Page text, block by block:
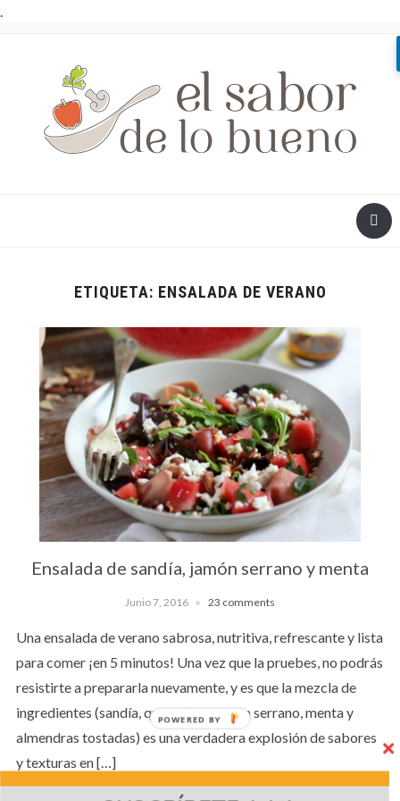
.
ETIQUETA: ENSALADA DE VERANO
Ensalada de sandía, jamón serrano y menta
Junio 7, 2016 23 comments
Una ensalada de verano sabrosa, nutritiva, refrescante y lista
para comer ¡en 5 minutos! Una vez que la pruebes, no podrás
resistirte a prepararla nuevamente, y es que la mezcla de
ingredientes (sandía, queso feta, jamón serrano, menta y
almendras tostadas) es una verdadera explosión de sabores
y texturas en […]
POWERED BY